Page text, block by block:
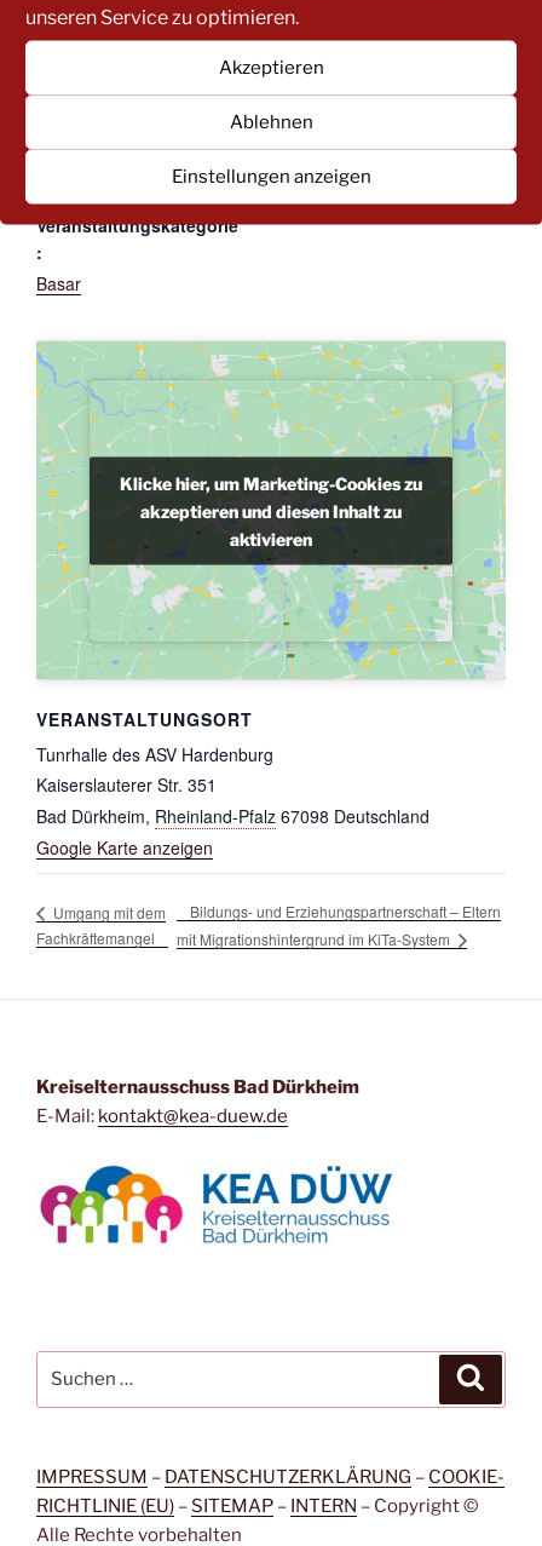
unseren Service zu optimieren.
Akzeptieren
Ablehnen
Einstellungen anzeigen
Datum:
Veranstaltungskategorie
:
Basar
VERANSTALTER
Förderverein der Kita
Hardenburg
E-Mail
elternbeirat-
hardenburg@gmx.de
VERANSTALTUNGSORT
Tunrhalle des ASV Hardenburg
Kaiserslauterer Str. 351
Bad Dürkheim, Rheinland-Pfalz 67098 Deutschland
Google Karte anzeigen
Klicke hier, um Marketing-Cookies zu
akzeptieren und diesen Inhalt zu
aktivieren
Klicke hier, um Marketing-Cookies zu
akzeptieren und diesen Inhalt zu
aktivieren
Umgang mit dem
Fachkräftemangel
Bildungs- und Erziehungspartnerschaft – Eltern
mit Migrationshintergrund im KiTa-System
Kreiselternausschuss Bad Dürkheim
E-Mail: kontakt@kea-duew.de
nach:
IMPRESSUM – DATENSCHUTZERKLÄRUNG – COOKIE-
RICHTLINIE (EU) – SITEMAP – INTERN – Copyright ©
Alle Rechte vorbehalten